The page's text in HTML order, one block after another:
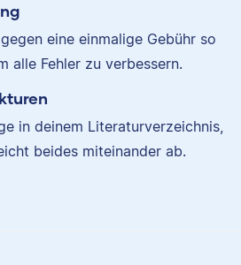
eine einmalige Gebühr so
alle Fehler zu verbessern.
in deinem Literaturverzeichnis,
beides miteinander ab.